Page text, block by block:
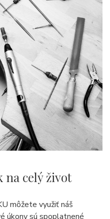
na celý život
môžete využiť náš
úkony sú spoplatnené